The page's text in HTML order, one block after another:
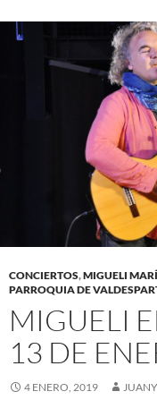
CONCIERTOS,MIGUELI
PARROQUIA DE
MIGUELI
13 DE
4 ENERO, 2019